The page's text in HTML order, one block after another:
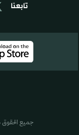
تابعنا
جميع